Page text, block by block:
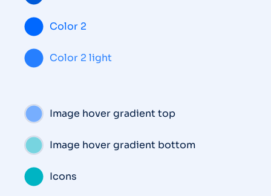
Color 2
Color 2 light
Image hover gradient top
Image hover gradient bottom
Icons